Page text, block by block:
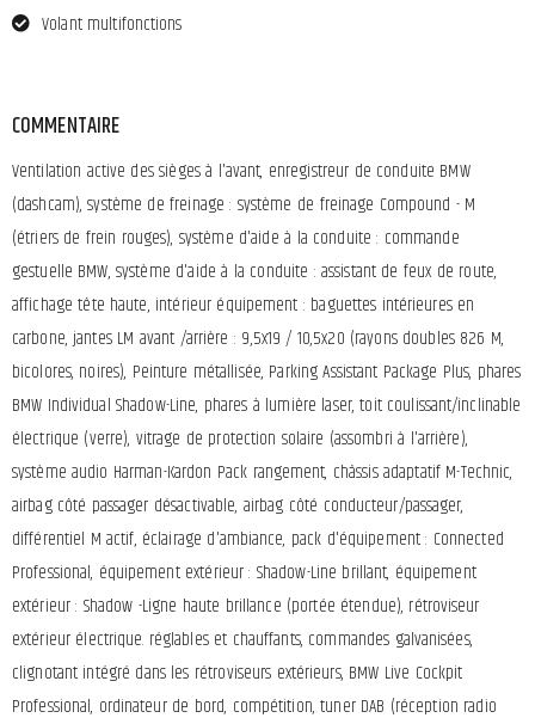
Volant multifonctions
COMMENTAIRE
Ventilation active des sièges à l'avant, enregistreur de conduite BMW
(dashcam), système de freinage : système de freinage Compound - M
(étriers de frein rouges), système d'aide à la conduite : commande
gestuelle BMW, système d'aide à la conduite : assistant de feux de route,
affichage tête haute, intérieur équipement : baguettes intérieures en
carbone, jantes LM avant /arrière : 9,5x19 / 10,5x20 (rayons doubles 826 M,
bicolores, noires), Peinture métallisée, Parking Assistant Package Plus, phares
BMW Individual Shadow-Line, phares à lumière laser, toit coulissant/inclinable
électrique (verre), vitrage de protection solaire (assombri à l'arrière),
système audio Harman-Kardon Pack rangement, châssis adaptatif M-Technic,
airbag côté passager désactivable, airbag côté conducteur/passager,
différentiel M actif, éclairage d'ambiance, pack d'équipement : Connected
Professional, équipement extérieur : Shadow-Line brillant, équipement
extérieur : Shadow -Ligne haute brillance (portée étendue), rétroviseur
extérieur électrique. réglables et chauffants, commandes galvanisées,
clignotant intégré dans les rétroviseurs extérieurs, BMW Live Cockpit
Professional, ordinateur de bord, compétition, tuner DAB (réception radio